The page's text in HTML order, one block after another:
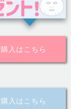
購入はこちら
購入はこちら